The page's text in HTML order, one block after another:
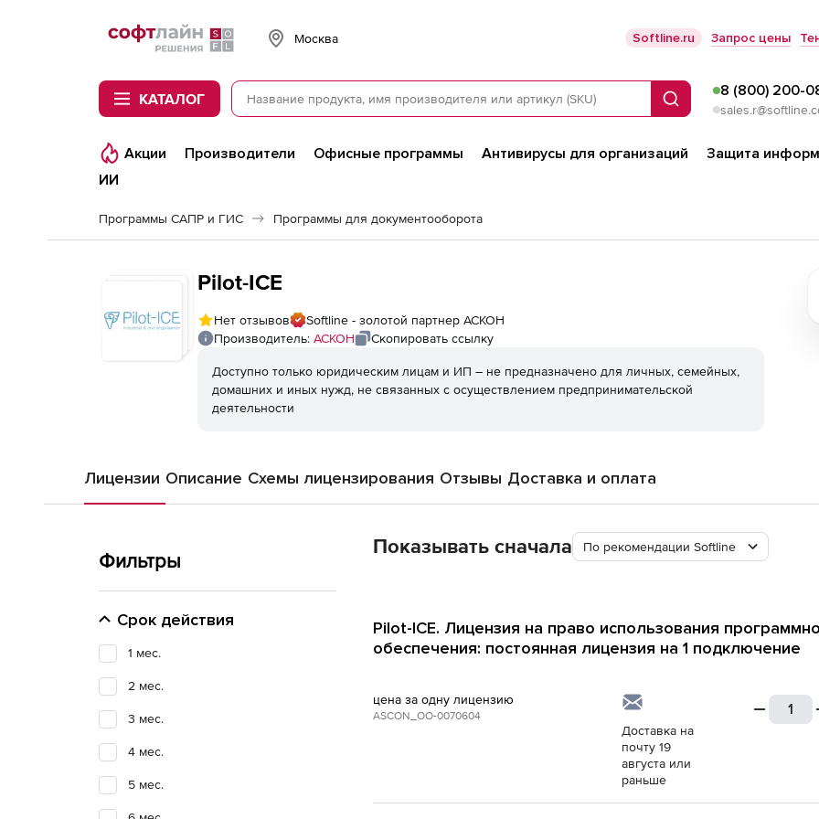
Softline
Москва Softline.ru Запрос цены
КАТАЛОГ Поиск
8 (800) 200-
Акции Производители Офисные программы Антивирусы для организаций Защита
ИИ
Программы САПР и ГИС Программы для документооборота
Pilot-ICE
Нет отзывов
Softline - золотой партнер АСКОН
Производитель: АСКОН Скопировать ссылку
Доступно только юридическим лицам и ИП – не предназначено для личных, семейных,
домашних и иных нужд, не связанных с осуществлением предпринимательской
деятельности
Лицензии Описание Схемы лицензирования Отзывы Доставка и оплата
Фильтры
Срок действия
1 мес.
2 мес.
3 мес.
4 мес.
5 мес.
Показывать сначала По рекомендации Softline
Pilot-ICE. Лицензия на право использования
обеспечения: постоянная лицензия на 1 подключение
цена за одну лицензию
ASCON_ОО-0070604
Доставка на
почту 19
августа или
раньше